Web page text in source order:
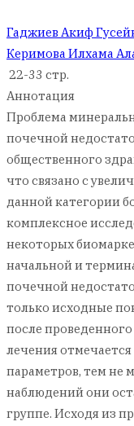
Гаджиев Акиф
Керимова Илхама
22-33 стр.
Аннотация
Проблема
почечной
общественного
что связано с
данной категории
комплексное
некоторых
начальной и
почечной
только исходные
после
лечения
параметров, тем не
наблюдений они
группе. Исходя из